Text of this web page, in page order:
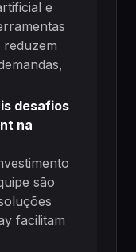
e
desafios
na
são
facilitam